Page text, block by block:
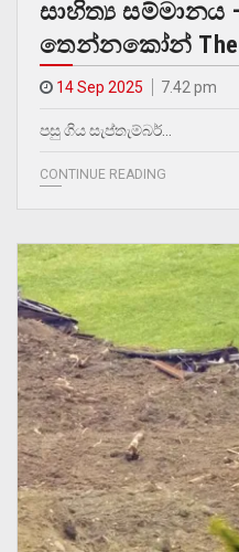
සාහිත්‍ය සම්මානය
තෙන්නකෝන් The
14 Sep 2025 7.42 pm
පසු ගිය සැප්තැම්බර්…
CONTINUE READING